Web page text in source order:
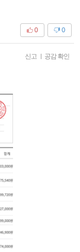
0
0
신고 | 공감 확인